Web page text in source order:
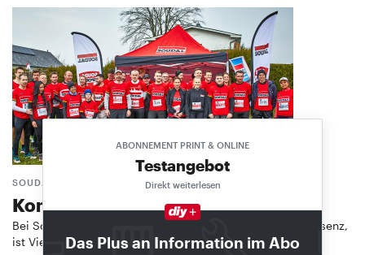
Das Plus an Information im Abo
ABONNEMENT PRINT & ONLINE
Testangebot
Direkt weiterlesen
SOUDAL
Kompetenz kennt kein ­Geschlecht
Bei Soudal, einem Familienunternehmen mit globaler Präsenz,
ist Vielfalt nicht nur ein Ziel, …